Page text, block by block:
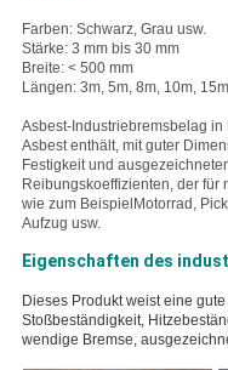
Farben: Schwarz, Grau usw.
Stärke: 3 mm bis 30 mm
Breite: < 500 mm
Längen: 3m, 5m, 8m, 10m,
Asbest-Industriebremsbelag
Asbest enthält, mit guter
Festigkeit und
Reibungskoeffizienten, der für
wie zum Beispiel Motorrad,
Aufzug usw.
Eigenschaften des
Dieses Produkt weist eine
Stoßbeständigkeit,
wendige Bremse,